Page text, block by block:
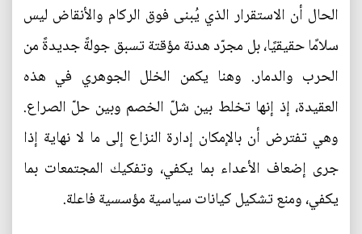
الحال أن الاستقرار الذي يُبنى فوق الركام والأنقاض ليس
سلامًا حقيقيًا، بل مجرّد هدنة مؤقتة تسبق جولةً جديدةً من
الحرب والدمار. وهنا يكمن الخلل الجوهري في هذه
العقيدة، إذ إنها تخلط بين شلّ الخصم وبين حلّ الصراع.
وهي تفترض أن بالإمكان إدارة النزاع إلى ما لا نهاية إذا
جرى إضعاف الأعداء بما يكفي، وتفكيك المجتمعات بما
يكفي، ومنع تشكيل كيانات سياسية مؤسسية فاعلة.